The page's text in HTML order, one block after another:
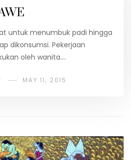
untuk menumbuk padi hingga
dikonsumsi. Pekerjaan
oleh wanita.…
MAY 11, 2015